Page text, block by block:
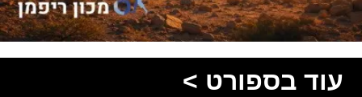
עוד בספורט >